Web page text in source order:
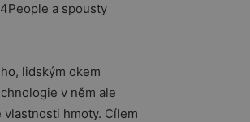
a spousty
lidským okem
v něm ale
hmoty. Cílem